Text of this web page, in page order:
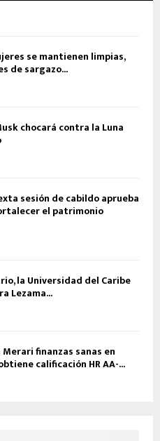
se mantienen limpias,
de sargazo...
chocará contra la Luna
sesión de cabildo aprueba
el patrimonio
la Universidad del Caribe
Lezama...
finanzas sanas en
calificación HR AA-...